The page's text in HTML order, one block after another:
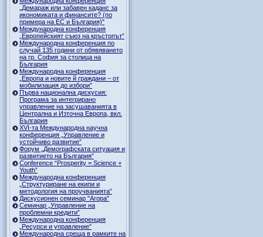
„Демараж или забавен каданс за
икономиката и финансите? (по
примера на ЕС и България)"
Международна конференция
„Европейският съюз на кръстопът”
Международна конференция по
случай 135 години от обявяването
на гр. София за столица на
България
Международна конференция
„Европа и новите й граждани – от
мобилизация до избори”
Първа национална дискусия:
Програма за интегрирано
управление на засушаванията в
Централна и Източна Европа, вкл.
България
ХVI-та Международна научна
конференция „Управление и
устойчиво развитие”
Форум „Демографската ситуация и
развитието на България”
Conference “Prosperity = Science +
Youth”
Международна конференция
„Структуриране на екипи и
методология на проучванията”
Дискусионен семинар "Агора"
Семинар „Управление на
проблемни кредити”
Международна конференция
„Ресурси и управление”
Международна среща в рамките на